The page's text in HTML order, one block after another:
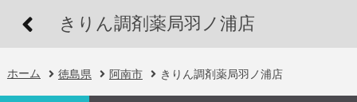
きりん調剤薬局羽ノ浦店
ホーム 徳島県 阿南市 きりん調剤薬局羽ノ浦店